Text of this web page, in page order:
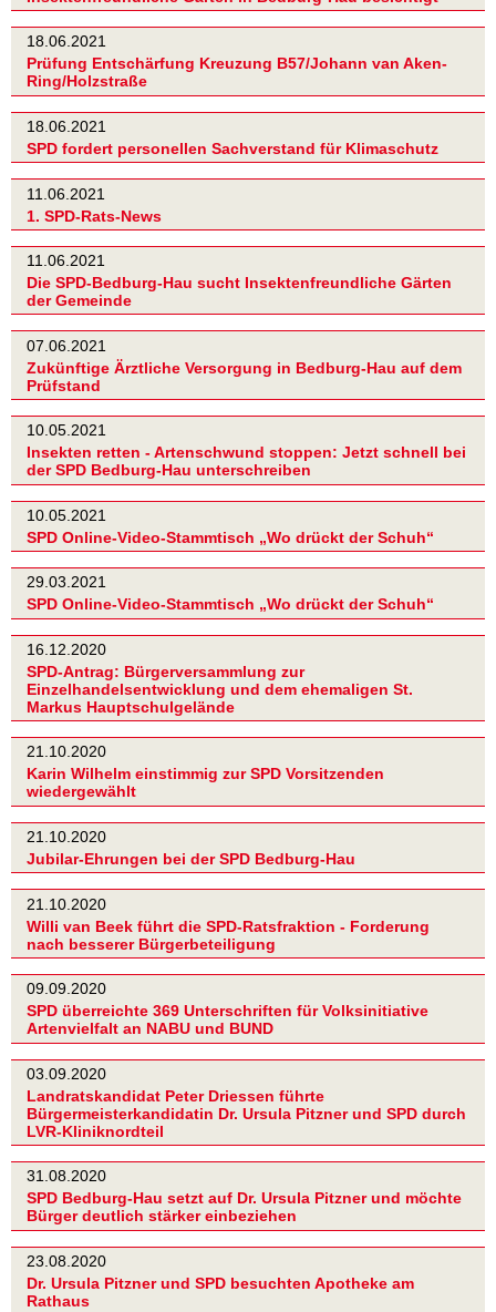
18.06.2021
Prüfung Entschärfung Kreuzung B57/Johann van Aken-
Ring/Holzstraße
18.06.2021
SPD fordert personellen Sachverstand für Klimaschutz
11.06.2021
1. SPD-Rats-News
11.06.2021
Die SPD-Bedburg-Hau sucht Insektenfreundliche Gärten
der Gemeinde
07.06.2021
Zukünftige Ärztliche Versorgung in Bedburg-Hau auf dem
Prüfstand
10.05.2021
Insekten retten - Artenschwund stoppen: Jetzt schnell bei
der SPD Bedburg-Hau unterschreiben
10.05.2021
SPD Online-Video-Stammtisch „Wo drückt der Schuh“
29.03.2021
SPD Online-Video-Stammtisch „Wo drückt der Schuh“
16.12.2020
SPD-Antrag: Bürgerversammlung zur
Einzelhandelsentwicklung und dem ehemaligen St.
Markus Hauptschulgelände
21.10.2020
Karin Wilhelm einstimmig zur SPD Vorsitzenden
wiedergewählt
21.10.2020
Jubilar-Ehrungen bei der SPD Bedburg-Hau
21.10.2020
Willi van Beek führt die SPD-Ratsfraktion - Forderung
nach besserer Bürgerbeteiligung
09.09.2020
SPD überreichte 369 Unterschriften für Volksinitiative
Artenvielfalt an NABU und BUND
03.09.2020
Landratskandidat Peter Driessen führte
Bürgermeisterkandidatin Dr. Ursula Pitzner und SPD durch
LVR-Kliniknordteil
31.08.2020
SPD Bedburg-Hau setzt auf Dr. Ursula Pitzner und möchte
Bürger deutlich stärker einbeziehen
23.08.2020
Dr. Ursula Pitzner und SPD besuchten Apotheke am
Rathaus